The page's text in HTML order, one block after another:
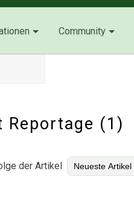
Community
Reportage (1)
der Artikel